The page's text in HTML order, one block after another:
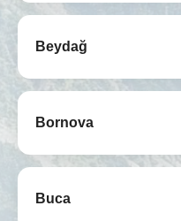
Beydağ
Bornova
Buca